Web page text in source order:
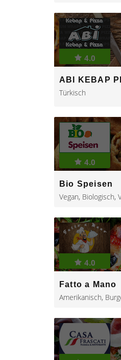
4.0
ABI KEBAP
Türkisch
4.0
Bio Speisen
Vegan, Biologisch,
4.0
Fatto a Mano
Amerikanisch,